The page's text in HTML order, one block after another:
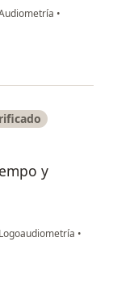
•
y
Logoaudiometría •